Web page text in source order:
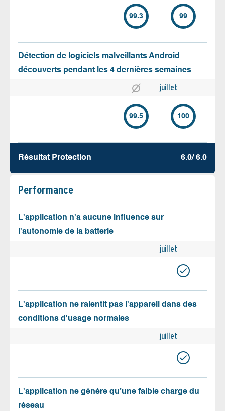
99.3 99
Détection de logiciels malveillants Android
découverts pendant les 4 dernières semaines
juillet
99.5 100
Résultat Protection 6.0/ 6.0
Performance
L'application n'a aucune influence sur
l'autonomie de la batterie
juillet
L'application ne ralentit pas l'appareil dans des
conditions d'usage normales
juillet
L'application ne génère qu’une faible charge du
réseau